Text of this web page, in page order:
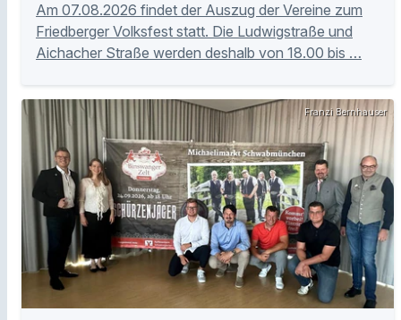
Am 07.08.2026 findet der Auszug der Vereine zum
Friedberger Volksfest statt. Die Ludwigstraße und
Aichacher Straße werden deshalb von 18.00 bis …
Franzi Bernhauser